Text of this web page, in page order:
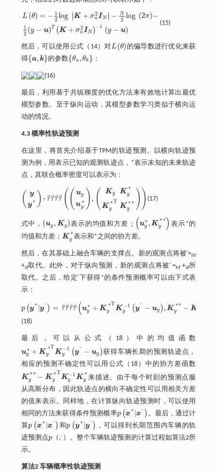
L (θ) = − 1
2 log ∣∣K + σ2
nI N ∣∣ − N
2 log (2π)−
1
2 (y − u)T (K + σ2
nI N ) −1 (y − u)
θ K+ σ 2l 2 -1 (15)
然后，可以使用公式（14）对 L (θ)
Lθ
的偏导数进行优化来获
得{a, k}
a ,k 的参数{θa , θk }
θ a,θk ：
(16)
最后，利用基于共轭梯度的优化方法来有效地计算出最优
模型参数。至于纵向运动，其模型参数学习类似于横向运
动的情况。
4.3 概率性轨迹预测
在这里，将首先介绍基于TPM的轨迹预测。以横向轨迹预
测为例，用表示已知的观测轨迹点， *表示未知的未来轨迹
点，其联合概率密度可以表示为：
(
y
y* ) ~ ???? (( uy
u *
y ) , ( Ky K*
y
K *
y
T
K **
y ))
y ~????uyu y *, K Ky * T K (17)
式中， (uy , Ky )
uy,Ky 表示的均值和方差； (u *
y ,K * *
y )
u y*,Ky** 表示*的
均值和方差； K*
y
Ky* 表示和*之间的协方差。
然后，在其基础上融合车辆的支撑点。新的观测点将被′=hf
+sf取代。此外，对于纵向预测，新的观测点将被′ =hf+sf所
取代。之后，给定′下获得*的条件预测概率可以由下式表
示：
p (y* |y´ ) = ???? (u *
y + K *
y
T
K −1
y (y´ − uy ),K **
y − K
py*|y =????uy *+K y *TKy-1 y´-uy,Ky *-Ky*T Ky- Ky*
(18)
最后，可以从公式（18）中的均值函数
u *
y + K *
y
T
K −1
y (y´ − uy )
uy* +K y*TK 1y´-uy
获得车辆长期的预测轨迹点，
相应的预测不确定性可以用公式（18）中的协方差函数
K**
y − K *
y
T
K−1
y K *
y
Ky** Ky* TKy- Ky*
来描述。由于每个时刻的预测点服
从高斯分布，因此轨迹点的横向不确定性可以用相关方差
的值来表示。同样地，在计算纵向轨迹预测时，可以使用
相同的方法来获得条件预测概率p (x* |x´ )
px*|x
。最后，通过计
算p (x* |x´ )
px*|x 和p (y* |y´ )
py*|y
，可以得到长期范围内车辆的轨
迹预测点p
p （ ,: ）。整个车辆轨迹预测的计算过程如算法2所
示。
算法2 车辆概率性轨迹预测